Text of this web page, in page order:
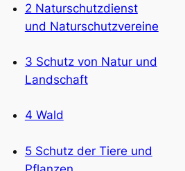
2 Naturschutzdienst
und Naturschutzvereine
3 Schutz von Natur und
Landschaft
4 Wald
5 Schutz der Tiere und